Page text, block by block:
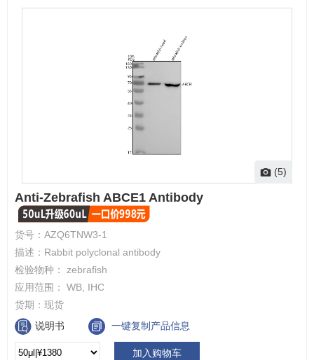
(5)
Anti-Zebrafish ABCE1 Antibody
货号： AZQ6TNW3-1
描述： Rabbit polyclonal antibody
检验物种： zebrafish
应用范围： WB, IHC
货期： 现货
说明书
一键复制产品信息
加入购物车